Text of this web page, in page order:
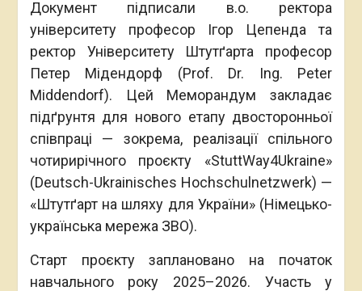
Документ підписали в.о. ректора
університету професор Ігор Цепенда та
ректор Університету Штутґарта професор
Петер Мідендорф (Prof. Dr. Ing. Peter
Middendorf). Цей Меморандум закладає
підґрунтя для нового етапу двосторонньої
співпраці — зокрема, реалізації спільного
чотирирічного проєкту «StuttWay4Ukraine»
(Deutsch-Ukrainisches Hochschulnetzwerk) —
«Штутґарт на шляху для України» (Німецько-
українська мережа ЗВО).
Старт проєкту заплановано на початок
навчального року 2025–2026. Участь у